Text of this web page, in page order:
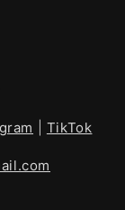
TikTok